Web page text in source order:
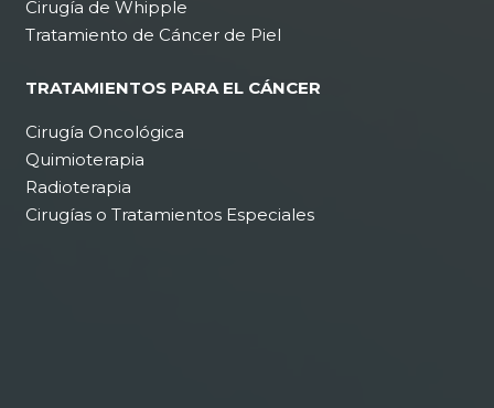
Cirugía de Whipple
Tratamiento de Cáncer de Piel
TRATAMIENTOS PARA EL CÁNCER
Cirugía Oncológica
Quimioterapia
Radioterapia
Cirugías o Tratamientos Especiales